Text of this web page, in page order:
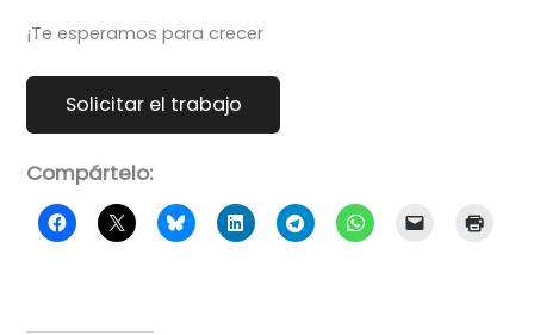
¡Te esperamos para crecer
Compártelo: